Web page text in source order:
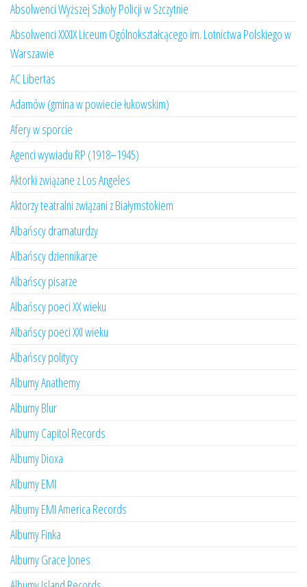
Absolwenci Wyższej Szkoły Policji w Szczytnie
Absolwenci XXXIX Liceum Ogólnokształcącego im. Lotnictwa Polskiego w
Warszawie
AC Libertas
Adamów (gmina w powiecie łukowskim)
Afery w sporcie
Agenci wywiadu RP (1918–1945)
Aktorki związane z Los Angeles
Aktorzy teatralni związani z Białymstokiem
Albańscy dramaturdzy
Albańscy dziennikarze
Albańscy pisarze
Albańscy poeci XX wieku
Albańscy poeci XXI wieku
Albańscy politycy
Albumy Anathemy
Albumy Blur
Albumy Capitol Records
Albumy Dioxa
Albumy EMI
Albumy EMI America Records
Albumy Finka
Albumy Grace Jones